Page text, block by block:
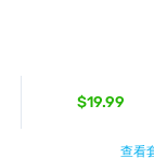
$19.99
查看